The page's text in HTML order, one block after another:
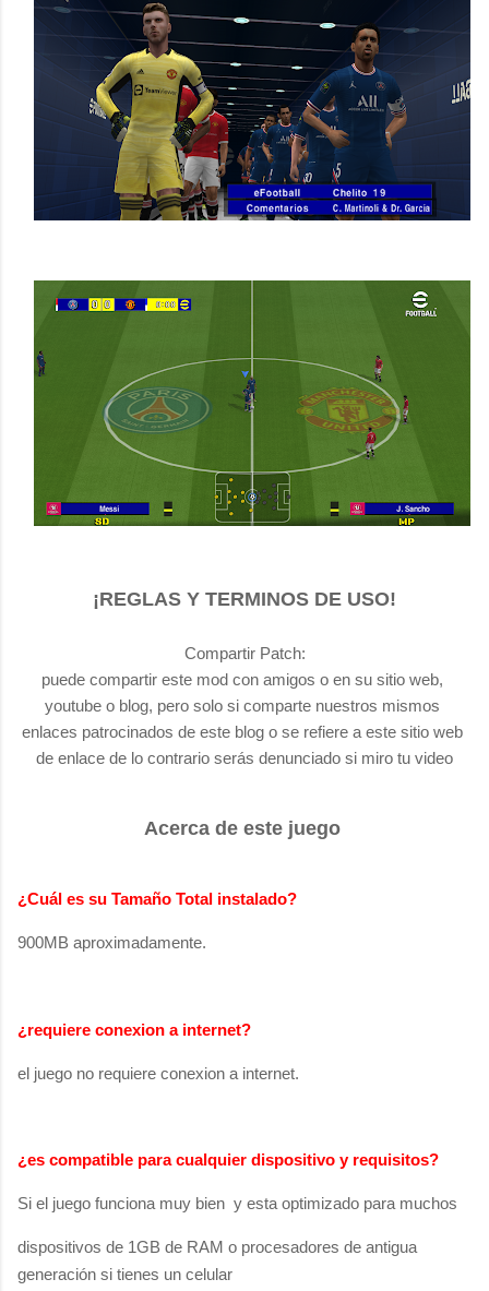
¡REGLAS Y TERMINOS DE USO!
Compartir Patch:
puede compartir este mod con amigos o en su sitio web,
youtube o blog, pero solo si comparte nuestros mismos
enlaces patrocinados de este blog o se refiere a este sitio web
de enlace de lo contrario serás denunciado si miro tu video
Acerca de este juego
¿Cuál es su Tamaño Total instalado?
900MB aproximadamente.
¿requiere conexion a internet?
el juego no requiere conexion a internet.
¿es compatible para cualquier dispositivo y requisitos?
Si el juego funciona muy bien y esta optimizado para muchos
dispositivos de 1GB de RAM o procesadores de antigua
generación si tienes un celular